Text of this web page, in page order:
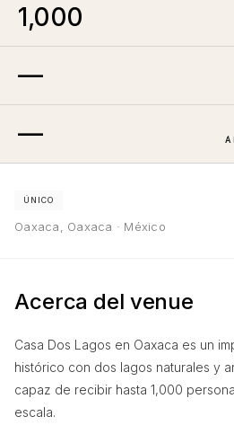
1,000
—
—
ÚNICO
Oaxaca, Oaxaca · México
Acerca del venue
Casa Dos Lagos en Oaxaca es un
histórico con dos lagos naturales y
capaz de recibir hasta 1,000
escala.